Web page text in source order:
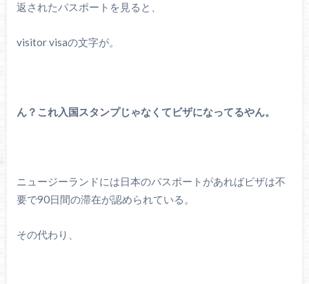
返されたパスポートを見ると、
visitor visaの文字が。
ん？これ入国スタンプじゃなくてビザになってるやん。
ニュージーランドには日本のパスポートがあればビザは不
要で90日間の滞在が認められている。
その代わり、